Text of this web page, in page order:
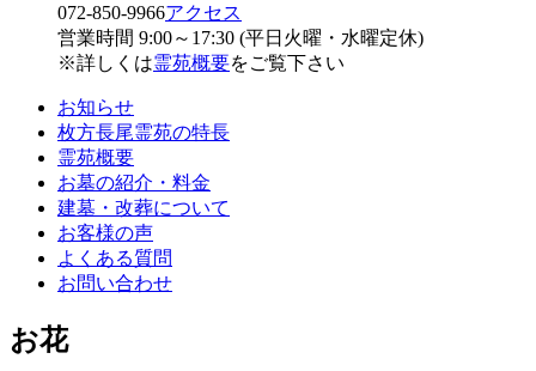
072-850-9966アクセス
営業時間 9:00～17:30 (平日火曜・水曜定休)
※詳しくは霊苑概要をご覧下さい
お知らせ
枚方長尾霊苑の特長
霊苑概要
お墓の紹介・料金
建墓・改葬について
お客様の声
よくある質問
お問い合わせ
お花